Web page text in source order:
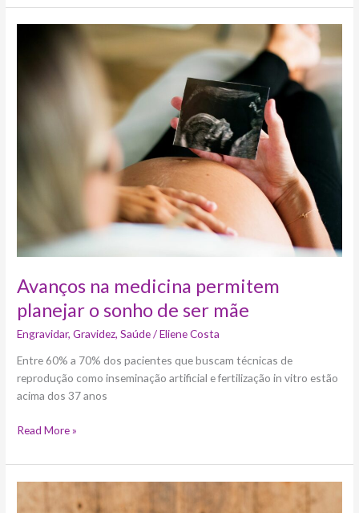
Avanços na medicina permitem
planejar o sonho de ser mãe
Engravidar,Gravidez,Saúde/Eliene Costa
Entre 60% a 70% dos pacientes que buscam técnicas de
reprodução como inseminação artificial e fertilização in vitro estão
acima dos 37 anos
Read More »
Hipotireoidismo
atinge